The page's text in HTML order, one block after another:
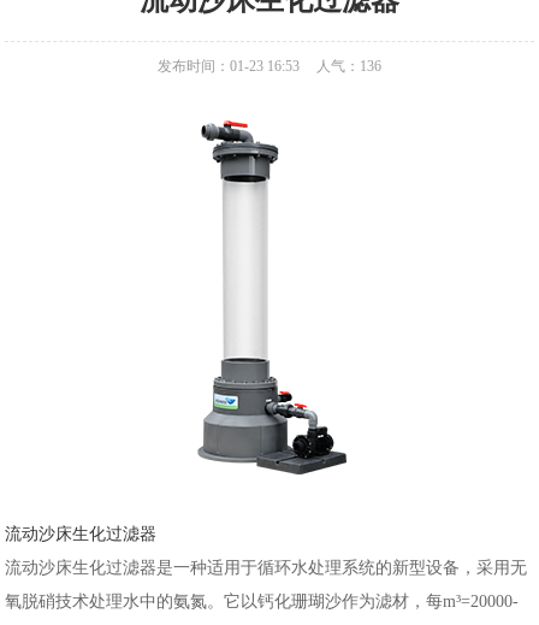
发布时间：01-23 16:53 人气： 136
流动沙床生化过滤器
流动沙床生化过滤器是一种适用于循环水处理系统的新型设备，采用无
氧脱硝技术处理水中的氨氮。它以钙化珊瑚沙作为滤材，每m³=20000-